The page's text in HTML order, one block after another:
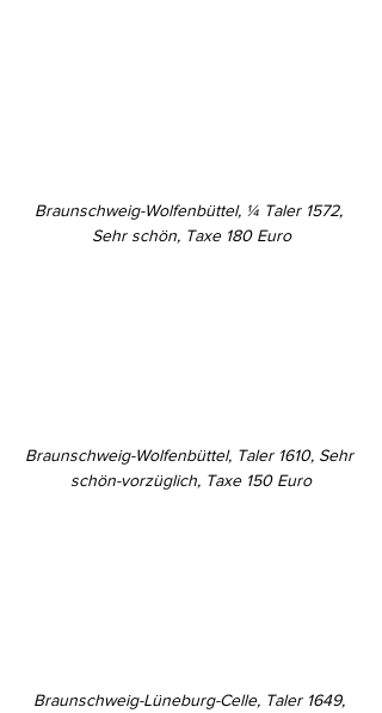
Braunschweig-Wolfenbüttel, ¼ Taler 1572,
Sehr schön, Taxe 180 Euro
Braunschweig-Wolfenbüttel, Taler 1610, Sehr
schön-vorzüglich, Taxe 150 Euro
Braunschweig-Lüneburg-Celle, Taler 1649,